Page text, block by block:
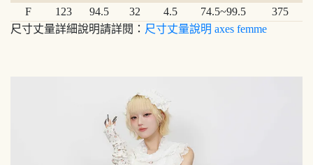
F
123 94.5 32 4.5 74.5~99.5
375
尺寸丈量詳細說明請詳閱： 尺寸丈量說明 axes femme